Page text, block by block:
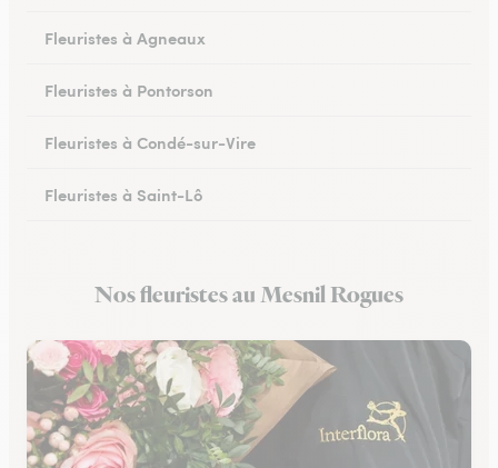
Fleuristes à Agneaux
Fleuristes à Pontorson
Fleuristes à Condé-sur-Vire
Fleuristes à Saint-Lô
Fleuristes à Granville
Nos fleuristes au Mesnil Rogues